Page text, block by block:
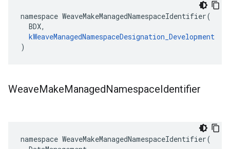
namespace WeaveMakeManagedNamespaceIdentifier(
  BDX,
kWeaveManagedNamespaceDesignation_Development
)
WeaveMakeManagedNamespaceIdentifier
namespace WeaveMakeManagedNamespaceIdentifier(